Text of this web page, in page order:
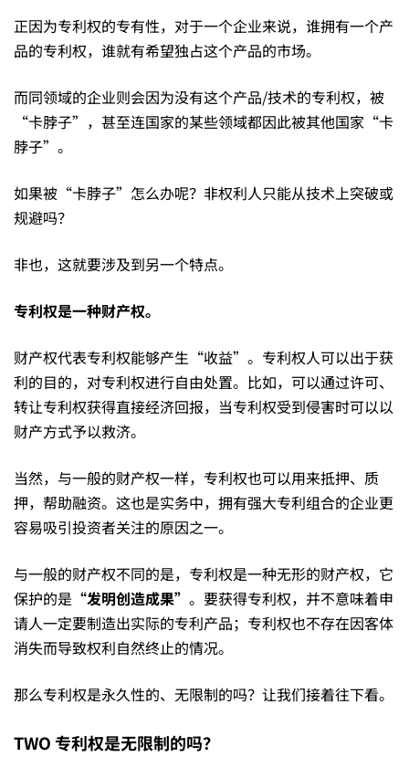
只
需
1
分
钟，
对
专
利
实
现
从
0
正因为专利权的专有性，对于一个企业来说，谁拥有一个产
品的专利权，谁就有希望独占这个产品的市场。
而同领域的企业则会因为没有这个产品/技术的专利权，被
“卡脖子”，甚至连国家的某些领域都因此被其他国家“卡
脖子”。
如果被“卡脖子”怎么办呢？非权利人只能从技术上突破或
规避吗？
非也，这就要涉及到另一个特点。
专利权是一种财产权。
财产权代表专利权能够产生“收益”。专利权人可以出于获
利的目的，对专利权进行自由处置。比如，可以通过许可、
转让专利权获得直接经济回报，当专利权受到侵害时可以以
财产方式予以救济。
当然，与一般的财产权一样，专利权也可以用来抵押、质
押，帮助融资。这也是实务中，拥有强大专利组合的企业更
容易吸引投资者关注的原因之一。
与一般的财产权不同的是，专利权是一种无形的财产权，它
保护的是 “发明创造成果” 。要获得专利权，并不意味着申
请人一定要制造出实际的专利产品；专利权也不存在因客体
消失而导致权利自然终止的情况。
那么专利权是永久性的、无限制的吗？让我们接着往下看。
TWO专利权是无限制的吗？